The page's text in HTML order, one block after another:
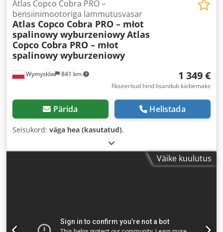
Wymysłów 841 km
Atlas Copco Cobra PRO –
bensiinimootoriga lammutusvasar
Atlas Copco Cobra PRO – młot
spalinowy wyburzeniowyAtlas
Copco Cobra PRO – młot
spalinowy wyburzeniowy
1 349 €
fikseeritud hind lisandub käibemaks
Pärida Helistada
Seisukord: väga hea (kasutatud),
Väike kuulutus